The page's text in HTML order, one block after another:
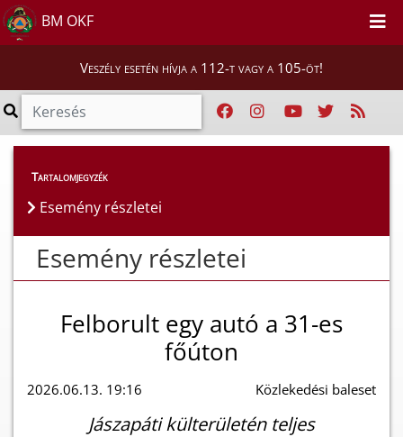
BM OKF
Veszély esetén hívja a 112-t vagy a 105-öt!
Esemény részletei
Tartalomjegyzék
Esemény részletei
Esemény részletei
Felborult egy autó a 31-es
főúton
2026.06.13. 19:16 Közlekedési baleset
Jászapáti külterületén teljes